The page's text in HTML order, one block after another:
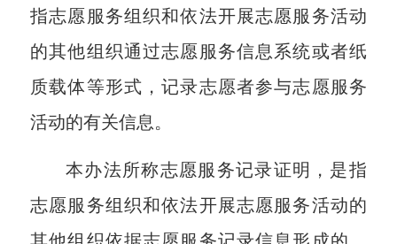
指志愿服务组织和依法开展志愿服务活动
的其他组织通过志愿服务信息系统或者纸
质载体等形式，记录志愿者参与志愿服务
活动的有关信息。
本办法所称志愿服务记录证明，是指
志愿服务组织和依法开展志愿服务活动的